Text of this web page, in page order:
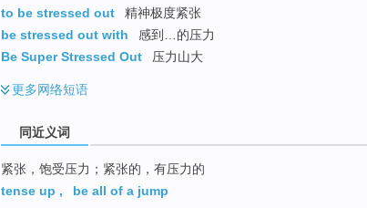
to be stressed out
精神极度紧张
be stressed out with
感到…的压力
Be Super Stressed Out
压力山大
更多网络短语
同近义词
紧张，饱受压力；紧张的，有压力的
tense up , be all of a jump